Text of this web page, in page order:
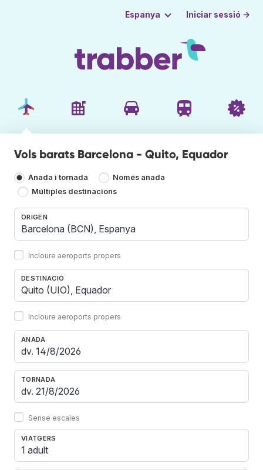
Espanya Iniciar sessió →
Vols barats Barcelona - Quito, Equador
Anada i tornada
Només anada
Múltiples destinacions
ORIGEN
Incloure aeroports propers
DESTINACIÓ
Incloure aeroports propers
ANADA
TORNADA
Sense escales
VIATGERS
1 adult